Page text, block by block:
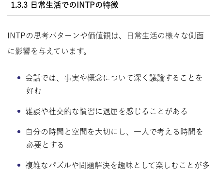
1.3.3 日常生活でのINTPの特徴
INTPの思考パターンや価値観は、日常生活の様々な側面
に影響を与えています。
会話では、事実や概念について深く議論することを
好む
雑談や社交的な慣習に退屈を感じることがある
自分の時間と空間を大切にし、一人で考える時間を
必要とする
複雑なパズルや問題解決を趣味として楽しむことが多